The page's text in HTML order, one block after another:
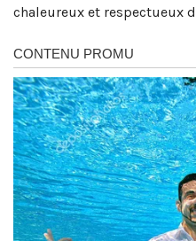
chaleureux et respectueux